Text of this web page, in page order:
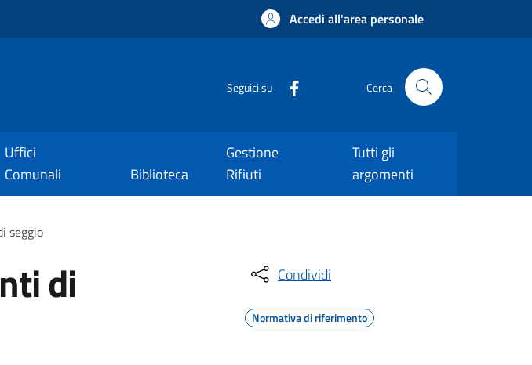
Accedi all'area personale
Seguici su Cerca
Uffici
Comunali
Biblioteca
Gestione
Rifiuti
Tutti gli
argomenti
seggio
di Condividi
Normativa di riferimento